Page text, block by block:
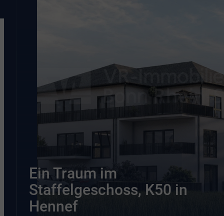
Ein Traum im
Staffelgeschoss, K50 in
Hennef